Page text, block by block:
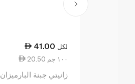
41.00 لكل
20.50 ١٠٠ جم
زانيتي جبنة البارميزان